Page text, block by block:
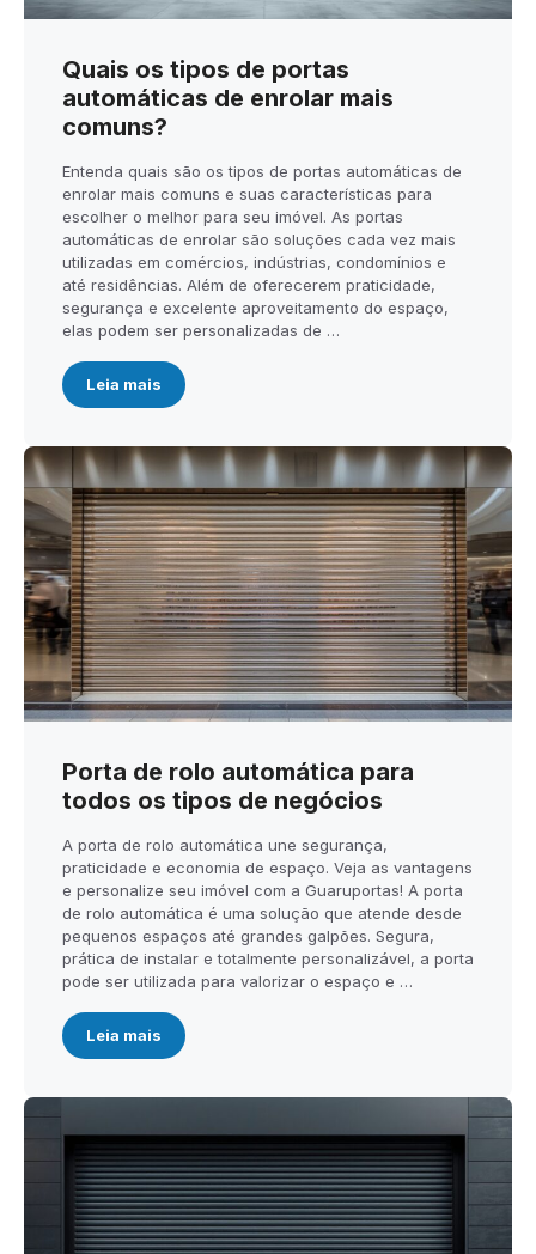
Quais os tipos de portas
automáticas de enrolar mais
comuns?
Entenda quais são os tipos de portas automáticas de
enrolar mais comuns e suas características para
escolher o melhor para seu imóvel. As portas
automáticas de enrolar são soluções cada vez mais
utilizadas em comércios, indústrias, condomínios e
até residências. Além de oferecerem praticidade,
segurança e excelente aproveitamento do espaço,
elas podem ser personalizadas de …
Leia mais
Porta de rolo automática para
todos os tipos de negócios
A porta de rolo automática une segurança,
praticidade e economia de espaço. Veja as vantagens
e personalize seu imóvel com a Guaruportas! A porta
de rolo automática é uma solução que atende desde
pequenos espaços até grandes galpões. Segura,
prática de instalar e totalmente personalizável, a porta
pode ser utilizada para valorizar o espaço e …
Leia mais